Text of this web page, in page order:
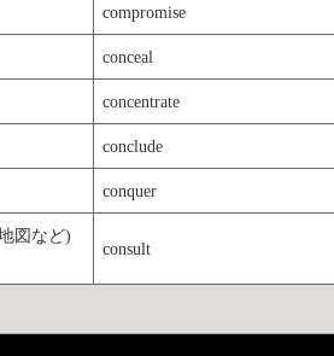
compromise
conceal
concentrate
conclude
conquer
図など)
consult